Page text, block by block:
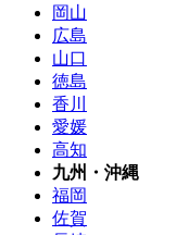
岡山
広島
山口
徳島
香川
愛媛
高知
九州・沖縄
福岡
佐賀